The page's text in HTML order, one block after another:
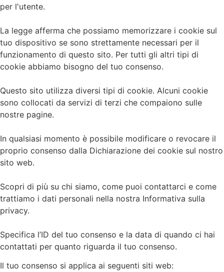
per l'utente.
La legge afferma che possiamo memorizzare i cookie sul
tuo dispositivo se sono strettamente necessari per il
funzionamento di questo sito. Per tutti gli altri tipi di
cookie abbiamo bisogno del tuo consenso.
Questo sito utilizza diversi tipi di cookie. Alcuni cookie
sono collocati da servizi di terzi che compaiono sulle
nostre pagine.
In qualsiasi momento è possibile modificare o revocare il
proprio consenso dalla Dichiarazione dei cookie sul nostro
sito web.
Scopri di più su chi siamo, come puoi contattarci e come
trattiamo i dati personali nella nostra Informativa sulla
privacy.
Specifica l’ID del tuo consenso e la data di quando ci hai
contattati per quanto riguarda il tuo consenso.
Il tuo consenso si applica ai seguenti siti web: